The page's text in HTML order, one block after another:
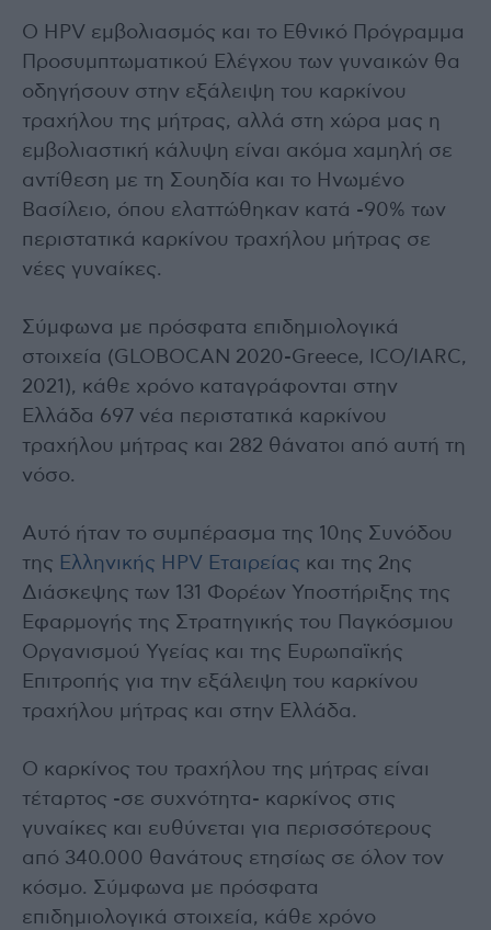
Ο HPV εμβολιασμός και το Εθνικό Πρόγραμμα
Προσυμπτωματικού Ελέγχου των γυναικών θα
οδηγήσουν στην εξάλειψη του καρκίνου
τραχήλου της μήτρας, αλλά στη χώρα μας η
εμβολιαστική κάλυψη είναι ακόμα χαμηλή σε
αντίθεση με τη Σουηδία και το Ηνωμένο
Βασίλειο, όπου ελαττώθηκαν κατά -90% των
περιστατικά καρκίνου τραχήλου μήτρας σε
νέες γυναίκες.
Σύμφωνα με πρόσφατα επιδημιολογικά
στοιχεία (GLOBOCAN 2020-Greece, ICO/IARC,
2021), κάθε χρόνο καταγράφονται στην
Ελλάδα 697 νέα περιστατικά καρκίνου
τραχήλου μήτρας και 282 θάνατοι από αυτή τη
νόσο.
Αυτό ήταν το συμπέρασμα της 10ης Συνόδου
της Ελληνικής HPV Εταιρείας και της 2ης
Διάσκεψης των 131 Φορέων Υποστήριξης της
Εφαρμογής της Στρατηγικής του Παγκόσμιου
Οργανισμού Υγείας και της Ευρωπαϊκής
Επιτροπής για την εξάλειψη του καρκίνου
τραχήλου μήτρας και στην Ελλάδα.
Ο καρκίνος του τραχήλου της μήτρας είναι
τέταρτος -σε συχνότητα- καρκίνος στις
γυναίκες και ευθύνεται για περισσότερους
από 340.000 θανάτους ετησίως σε όλον τον
κόσμο. Σύμφωνα με πρόσφατα
επιδημιολογικά στοιχεία, κάθε χρόνο